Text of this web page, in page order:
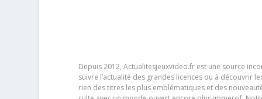
Depuis 2012, Actualitesjeuxvideo.fr est une source
suivre l’actualité des grandes licences ou à découvrir
rien des titres les plus emblématiques et des